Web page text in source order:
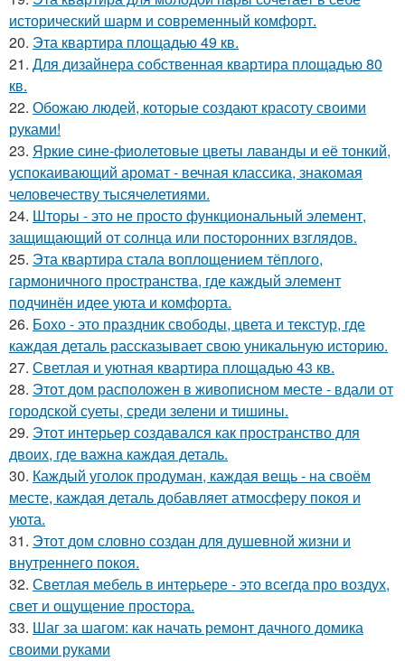
исторический шарм и современный комфорт.
20. Эта квартира площадью 49 кв.
21. Для дизайнера собственная квартира площадью 80
кв.
22. Обожаю людей, которые создают красоту своими
руками!
23. Яркие сине-фиолетовые цветы лаванды и её тонкий,
успокаивающий аромат - вечная классика, знакомая
человечеству тысячелетиями.
24. Шторы - это не просто функциональный элемент,
защищающий от солнца или посторонних взглядов.
25. Эта квартира стала воплощением тёплого,
гармоничного пространства, где каждый элемент
подчинён идее уюта и комфорта.
26. Бохо - это праздник свободы, цвета и текстур, где
каждая деталь рассказывает свою уникальную историю.
27. Светлая и уютная квартира площадью 43 кв.
28. Этот дом расположен в живописном месте - вдали от
городской суеты, среди зелени и тишины.
29. Этот интерьер создавался как пространство для
двоих, где важна каждая деталь.
30. Каждый уголок продуман, каждая вещь - на своём
месте, каждая деталь добавляет атмосферу покоя и
уюта.
31. Этот дом словно создан для душевной жизни и
внутреннего покоя.
32. Светлая мебель в интерьере - это всегда про воздух,
свет и ощущение простора.
33. Шаг за шагом: как начать ремонт дачного домика
своими руками